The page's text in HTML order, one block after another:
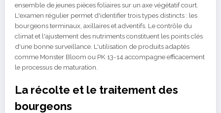
ensemble de jeunes pièces foliaires sur un axe végétatif court.
L'examen régulier permet d'identifier trois types distincts : les
bourgeons terminaux, axillaires et adventifs. Le contrôle du
climat et l'ajustement des nutriments constituent les points clés
d'une bonne surveillance. L'utilisation de produits adaptés
comme Monster Bloom ou PK 13-14 accompagne efficacement
le processus de maturation.
La récolte et le traitement des
bourgeons